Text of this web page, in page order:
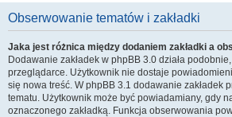
Obserwowanie tematów i zakładki
Jaka jest różnica między dodaniem zakładki a
Dodawanie zakładek w phpBB 3.0 działa
przeglądarce. Użytkownik nie dostaje
się nowa treść. W phpBB 3.1 dodawanie zakładek
tematu. Użytkownik może być powiadamiany, gdy
oznaczonego zakładką. Funkcja obserwowania